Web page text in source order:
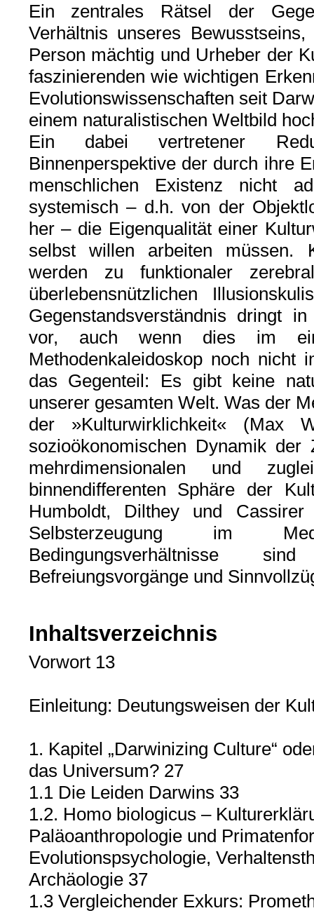
Ein zentrales Rätsel der
Verhältnis unseres
Person mächtig und Urheber der
faszinierenden wie wichtigen
Evolutionswissenschaften seit
einem naturalistischen Weltbild
Ein dabei vertretener
Binnenperspektive der durch ihre
menschlichen Existenz nicht
systemisch – d.h. von der
her – die Eigenqualität einer
selbst willen arbeiten müssen.
werden zu funktionaler
überlebensnützlichen
Gegenstandsverständnis dringt
vor, auch wenn dies im
Methodenkaleidoskop noch nicht
das Gegenteil: Es gibt keine
unserer gesamten Welt. Was der
der »Kulturwirklichkeit« (Max
sozioökonomischen Dynamik
mehrdimensionalen und
binnendifferenten Sphäre der
Humboldt, Dilthey und
Selbsterzeugung im
Befreiungsvorgänge und
Inhaltsverzeichnis
Vorwort 13
Einleitung: Deutungsweisen der
1. Kapitel „Darwinizing Culture“
das Universum? 27
1.1 Die Leiden Darwins 33
1.2. Homo biologicus –
Paläoanthropologie und
Evolutionspsychologie,
Archäologie 37
1.3 Vergleichender Exkurs: